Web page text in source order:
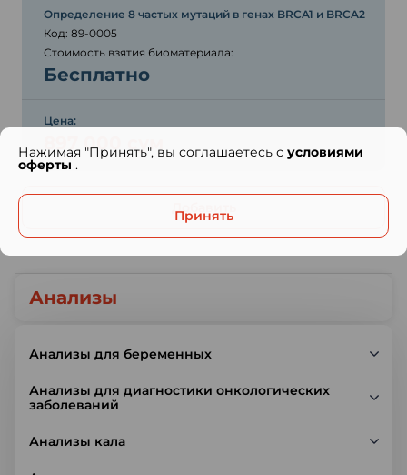
Анализы
Анализы для беременных
Анализы для диагностики онкологических
заболеваний
Анализы кала
Определение 8 частых мутаций в генах BRCA1 и BRCA2
Код: 89-0005
Стоимость взятия биоматериала:
Бесплатно
Цена:
897 000 сум
Добавить
Нажимая "Принять", вы соглашаетесь с условиями
оферты .
Принять